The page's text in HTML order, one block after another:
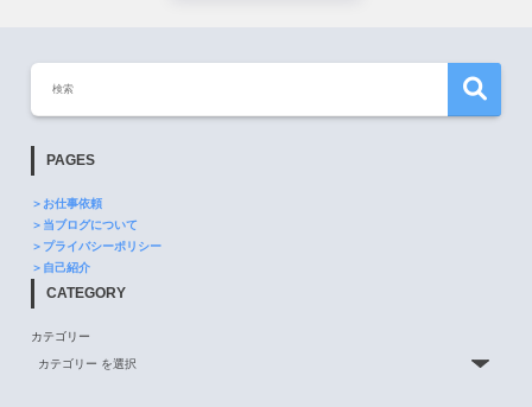
PAGES
＞お仕事依頼
＞当ブログについて
＞プライバシーポリシー
＞自己紹介
CATEGORY
カテゴリー